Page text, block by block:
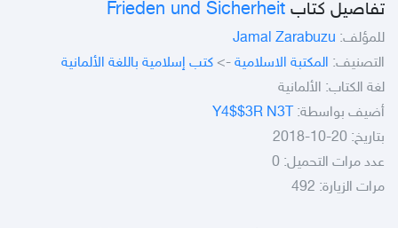
تفاصيل كتاب Frieden und Sicherheit
للمؤلف: Jamal Zarabuzu
التصنيف: المكتبة الاسلامية -> كتب إسلامية باللغة الألمانية
لغة الكتاب: الألمانية
أضيف بواسطة: Y4$$3R N3T
بتاريخ: 20-10-2018
عدد مرات التحميل: 0
مرات الزيارة: 492